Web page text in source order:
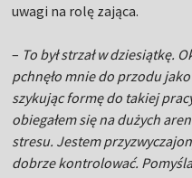
uwagi na rolę zająca.
– To był strzał w dziesiątkę.
pchnęło mnie do przodu
szykując formę do takiej
obiegałem się na dużych
stresu. Jestem
dobrze kontrolować.